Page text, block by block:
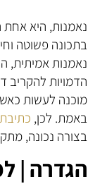
נאמנות, היא אחת
בתכונה פשוטה
נאמנות אמיתית,
הדמויות
מוכנה לעשות
באמת. לכן, כתיבת
בצורה נכונה,
הגדרה |